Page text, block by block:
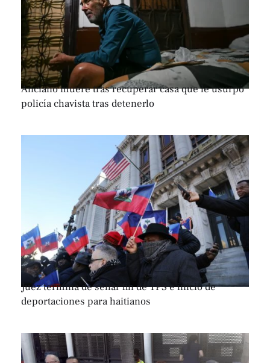
Anciano muere tras recuperar casa que le usurpó
policía chavista tras detenerlo
Juez termina de sellar fin de TPS e inicio de
deportaciones para haitianos